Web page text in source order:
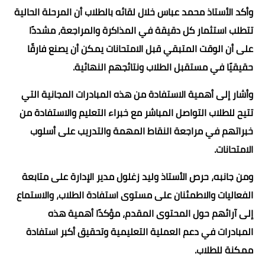
وأكد الأستاذ محمد عباس خلال لقائه بالطلاب أن المرحلة الحالية
تتطلب استثمار كل دقيقة في المذاكرة والمراجعة، مشددًا
على أن الوقت المتبقي قبل الامتحانات يمكن أن يصنع فارقًا
حقيقيًا في مستقبل الطلاب ونتائجهم النهائية.
وأشار إلى أهمية الاستفادة من هذه المبادرات المجانية التي
تتيح للطلاب التواصل المباشر مع خبراء التعليم والاستفادة من
خبراتهم في مراجعة النقاط المهمة والتدريب على أسلوب
الامتحانات.
ومن جانبه، حرص الأستاذ وليد زغلول مدير الإدارة على متابعة
الفعاليات والاطمئنان على مستوى استفادة الطلاب، والاستماع
إلى آرائهم حول المحتوى المقدم، مؤكدًا أهمية هذه
المبادرات في دعم العملية التعليمية وتحقيق أكبر استفادة
ممكنة للطلاب.